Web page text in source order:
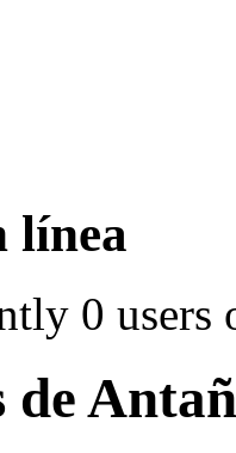
línea
0 users
de